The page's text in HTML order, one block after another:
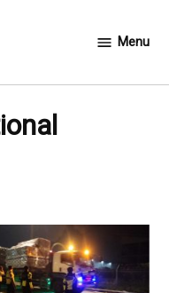
Menu